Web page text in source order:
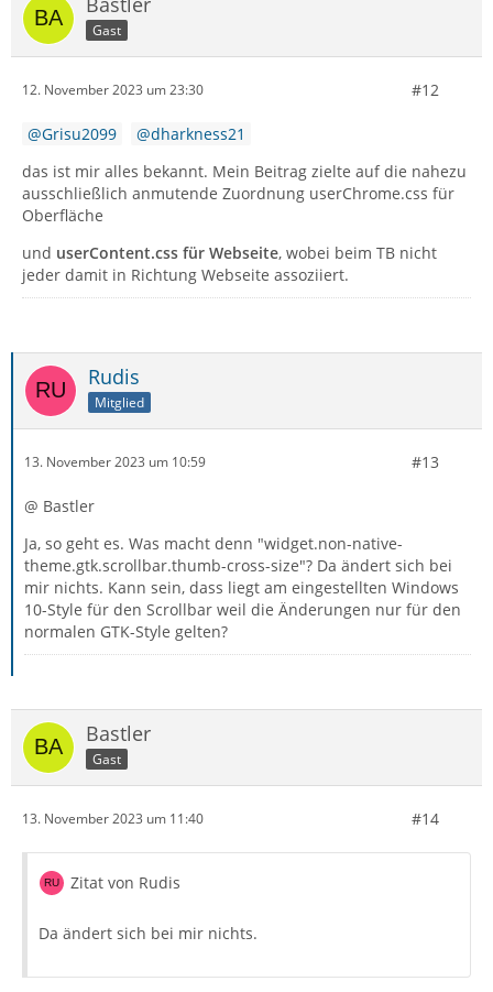
Gast
12. November 2023 um 23:30 #12
Grisu2099
dharkness21
das ist mir alles bekannt. Mein Beitrag zielte auf die nahezu
ausschließlich anmutende Zuordnung userChrome.css für
Oberfläche
und userContent.css für Webseite, wobei beim TB nicht
jeder damit in Richtung Webseite assoziiert.
Rudis
Mitglied
13. November 2023 um 10:59 #13
@ Bastler
Ja, so geht es. Was macht denn "widget.non-native-
theme.gtk.scrollbar.thumb-cross-size"? Da ändert sich bei
mir nichts. Kann sein, dass liegt am eingestellten Windows
10-Style für den Scrollbar weil die Änderungen nur für den
normalen GTK-Style gelten?
Bastler
Gast
13. November 2023 um 11:40 #14
Zitat von Rudis
Da ändert sich bei mir nichts.